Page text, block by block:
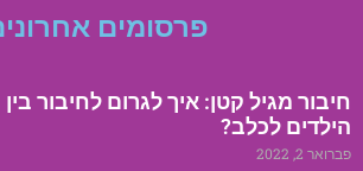
פרסומים
חיבור מגיל קטן: איך לגרום לחיבור בין
הילדים לכלב?
פברואר 2, 2022